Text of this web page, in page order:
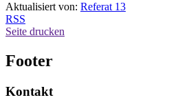
Aktualisiert von: Referat 13
RSS
Seite drucken
Footer
Kontakt